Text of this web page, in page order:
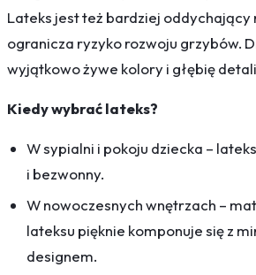
Lateks jest też bardziej oddychający
ogranicza ryzyko rozwoju grzybów.
wyjątkowo żywe kolory i głębię
Kiedy wybrać lateks?
W sypialni i pokoju dziecka –
i bezwonny.
W nowoczesnych wnętrzach –
lateksu pięknie komponuje się z
designem.